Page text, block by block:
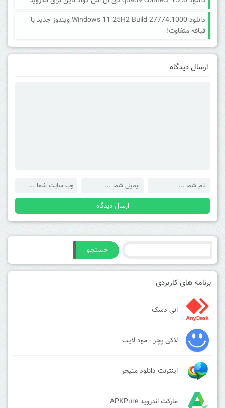
دانلود Windows 11 25H2 Build 27774.1000 ویندوز جدید با
قیافه متفاوت!
ارسال دیدگاه
جستجو
برنامه های کاربردی
انی دسک
لاکی پچر - مود لایت
اینترنت دانلود منیجر
مارکت اندروید APKPure